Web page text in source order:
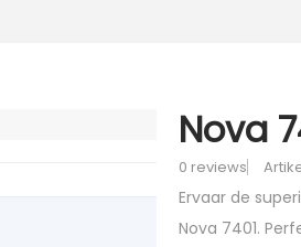
Nova
0 reviews
Ervaar de
Nova 7401.